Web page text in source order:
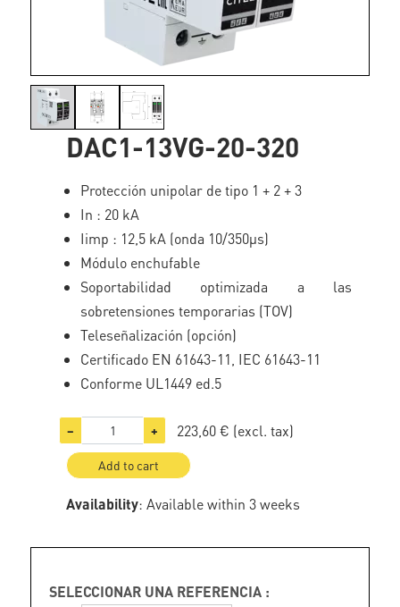
DAC1-13VG-20-320
Protección unipolar de tipo 1 + 2 + 3
In : 20 kA
Iimp : 12,5 kA (onda 10/350µs)
Módulo enchufable
Soportabilidad optimizada a las
sobretensiones temporarias (TOV)
Teleseñalización (opción)
Certificado EN 61643-11, IEC 61643-11
Conforme UL1449 ed.5
− + 223,60 € (excl. tax)
Add to cart
Availability: Available within 3 weeks
SELECCIONAR UNA REFERENCIA :